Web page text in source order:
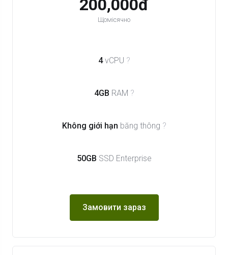
200,000đ
Щомісячно
4vCPU ?
4GB RAM ?
Không giới hạn băng thông ?
50GB SSD Enterprise
Замовити зараз